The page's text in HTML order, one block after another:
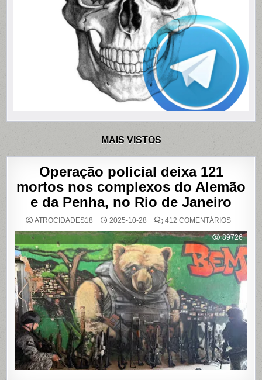
MAIS VISTOS
Operação policial deixa 121
mortos nos complexos do Alemão
e da Penha, no Rio de Janeiro
ATROCIDADES18 2025-10-28 412 COMENTÁRIOSEM
POLICIAL
DEIXA
121
MORTOS
NOS
DO
ALEMÃO
PENHA,
NO
RIO
89726